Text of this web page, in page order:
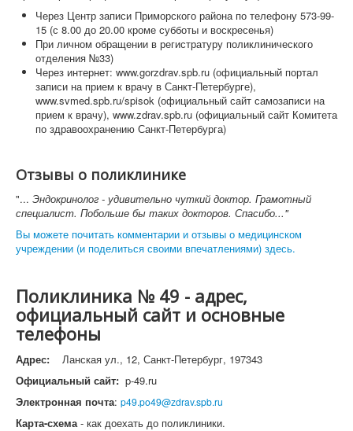
Через Центр записи Приморского района по телефону 573-99-
15 (с 8.00 до 20.00 кроме субботы и воскресенья)
При личном обращении в регистратуру поликлинического
отделения №33)
Через интернет: www.gorzdrav.spb.ru (официальный портал
записи на прием к врачу в Санкт-Петербурге),
www.svmed.spb.ru/spisok (официальный сайт самозаписи на
прием к врачу), www.zdrav.spb.ru (официальный сайт Комитета
по здравоохранению Санкт-Петербурга)
Отзывы о поликлинике
"... Эндокринолог - удивительно чуткий доктор. Грамотный
специалист. Побольше бы таких докторов. Спасибо..."
Вы можете почитать комментарии и отзывы о медицинском
учреждении (и поделиться своими впечатлениями) здесь.
Поликлиника № 49 - адрес,
официальный сайт и основные
телефоны
Адрес:
Ланская ул., 12, Санкт-Петербург, 197343
Официальный сайт: p-49.ru
Электронная почта: p49.po49@zdrav.spb.ru
Карта-схема- как доехать до поликлиники.